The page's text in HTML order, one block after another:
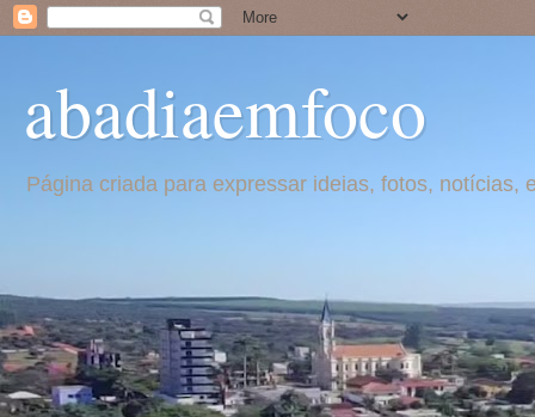
abadiaemfoco
Página criada para expressar ideias, fotos,